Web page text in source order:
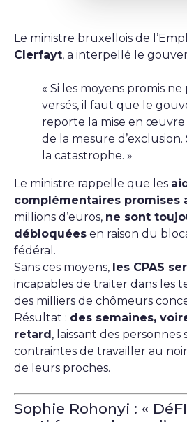
Le ministre bruxellois de
Clerfayt, a interpellé le
« Si les moyens promis
versés, il faut que le
reporte la mise en œuvre
de la mesure d’exclusion.
la catastrophe. »
Le ministre rappelle que les
complémentaires promises
millions d’euros, ne sont
débloquées en raison du
fédéral.
Sans ces moyens, les CPAS
incapables de traiter dans les
des milliers de chômeurs
Résultat : des semaines,
retard, laissant des personnes
contraintes de travailler au
de leurs proches.
Sophie Rohonyi : «